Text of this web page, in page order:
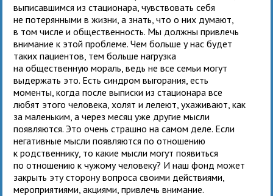
выписавшимся из стационара, чувствовать себя
не потерянными в жизни, а знать, что о них думают,
в том числе и общественность. Мы должны привлечь
внимание к этой проблеме. Чем больше у нас будет
таких пациентов, тем больше нагрузка
на общественную мораль, ведь не все семьи могут
выдержать это. Есть синдром выгорания, есть
моменты, когда после выписки из стационара все
любят этого человека, холят и лелеют, ухаживают, как
за маленьким, а через месяц уже другие мысли
появляются. Это очень страшно на самом деле. Если
негативные мысли появляются по отношению
к родственнику, то какие мысли могут появиться
по отношению к чужому человеку? И наш фонд может
закрыть эту сторону вопроса своими действиями,
мероприятиями, акциями, привлечь внимание.